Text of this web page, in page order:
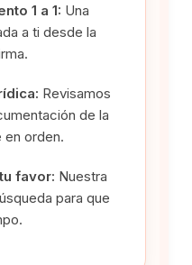
1 a 1: Una
a ti desde la
Revisamos
de la
orden.
favor: Nuestra
para que